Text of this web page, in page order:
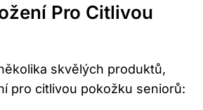
Pro Citlivou
skvělých produktů,
pro citlivou pokožku seniorů: